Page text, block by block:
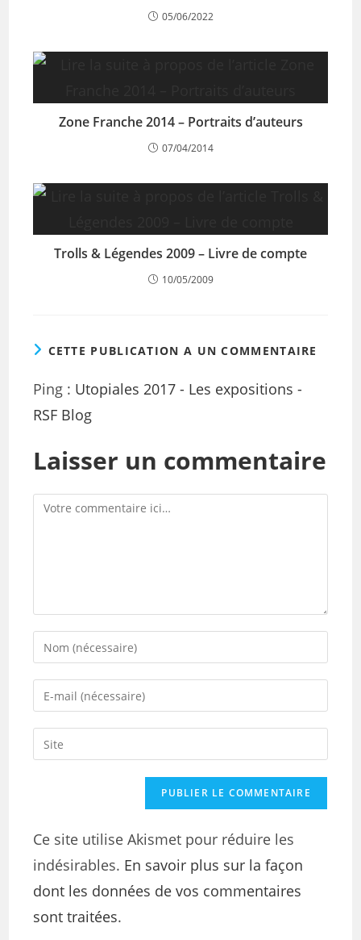
05/06/2022
Zone Franche 2014 – Portraits d’auteurs
07/04/2014
Trolls & Légendes 2009 – Livre de compte
10/05/2009
CETTE PUBLICATION A UN COMMENTAIRE
Ping : Utopiales 2017 - Les expositions -
RSF Blog
Laisser un commentaire
Ce site utilise Akismet pour réduire les
indésirables. En savoir plus sur la façon
dont les données de vos commentaires
sont traitées.